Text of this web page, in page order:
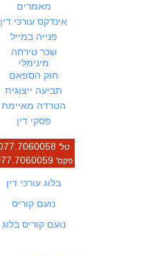
מאמרים
אינדקס עורכי דין
פנייה במייל
שכר טירחה
מינימלי
חוק הספאם
תביעה ייצוגית
הטרדה מאיימת
פסקי דין
טל'
פקס' 077.7060059
בלוג עורכי דין
נועם קוריס
נועם קוריס בלוג